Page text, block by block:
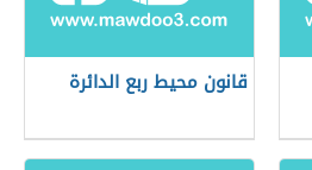
قانون محيط ربع الدائرة